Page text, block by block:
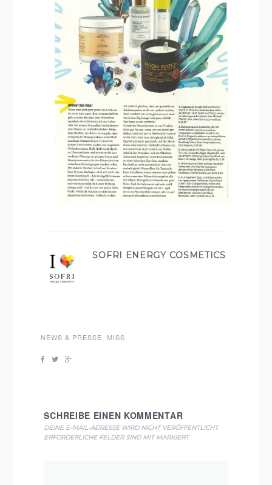
SOFRI ENERGY COSMETICS
NEWS & PRESSE MISS
SCHREIBE EINEN KOMMENTAR
DEINE E-MAIL-ADRESSE WIRD NICHT VERÖFFENTLICHT.
ERFORDERLICHE FELDER SIND MITMARKIERT